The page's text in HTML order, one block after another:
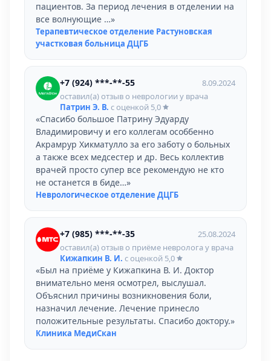
пациентов. За период лечения в отделении на
все волнующие …»
Терапевтическое отделение Растуновская
участковая больница ДЦГБ
+7 (924) ***-**-55
8.09.2024
оставил(а) отзыв о неврологии у врача
Патрин Э. В. с оценкой 5,0
«Спасибо большое Патрину Эдуарду
Владимировичу и его коллегам особбенно
Акрамрур Хикматулло за его заботу о больных
а также всех медсестер и др. Весь коллектив
врачей просто супер все рекомендую не кто
не останется в биде…»
Неврологическое отделение ДЦГБ
+7 (985) ***-**-35
25.08.2024
оставил(а) отзыв о приёме невролога у врача
Кижапкин В. И. с оценкой 5,0
«Был на приёме у Кижапкина В. И. Доктор
внимательно меня осмотрел, выслушал.
Объяснил причины возникновения боли,
назначил лечение. Лечение принесло
положительные результаты. Спасибо доктору.»
Клиника МедиСкан